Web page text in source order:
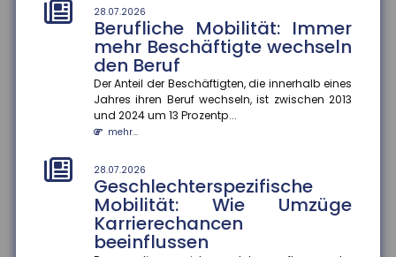
28.07.2026
Berufliche Mobilität: Immer
mehr Beschäftigte wechseln
den Beruf
Der Anteil der Beschäftigten, die innerhalb eines
Jahres ihren Beruf wechseln, ist zwischen 2013
und 2024 um 13 Prozentp...
mehr...
28.07.2026
Geschlechterspezifische
Mobilität: Wie Umzüge
Karrierechancen
beeinflussen
25.07.2026
Anzahl der Versicherungsjahre
sagt wenig über die Rentenhöhe
aus
Die Höhe der Renten aus der gesetzlichen
Rentenversicherung verteile sich von kleinen Renten
bis hin zu sehr hohen Rente...
mehr...
25.07.2026
Mehrheit der Azubis zufrieden
90 Prozent der befragten Auszubildenden sind mit
ihrem Job zufrieden. Das ergab eine aktuelle Studie
der Bertelsmann S...
mehr...